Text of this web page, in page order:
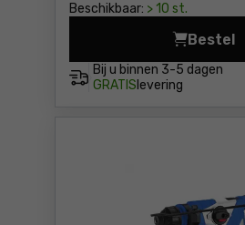
Beschikbaar: > 10 st.
Bij u binnen 3-5 dagen
GRATIS levering
Bestel